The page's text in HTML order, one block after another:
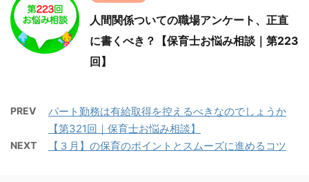
人間関係ついての職場アンケート、正直
に書くべき？【保育士お悩み相談｜第223
回】
PREV
パート勤務は有給取得を控えるべきなのでしょうか
【第321回｜保育士お悩み相談】
NEXT 【３月】の保育のポイントとスムーズに進めるコツ